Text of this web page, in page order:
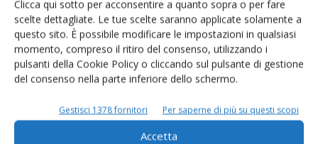
Clicca qui sotto per acconsentire a quanto sopra o per fare
scelte dettagliate. Le tue scelte saranno applicate solamente a
questo sito. È possibile modificare le impostazioni in qualsiasi
momento, compreso il ritiro del consenso, utilizzando i
pulsanti della Cookie Policy o cliccando sul pulsante di gestione
del consenso nella parte inferiore dello schermo.
Gestisci 1378 fornitori Per saperne di più su questi scopi
Accetta
L'Esperto risponde
I consigli di Terra e Vita agli agricoltori
Cerca adesso